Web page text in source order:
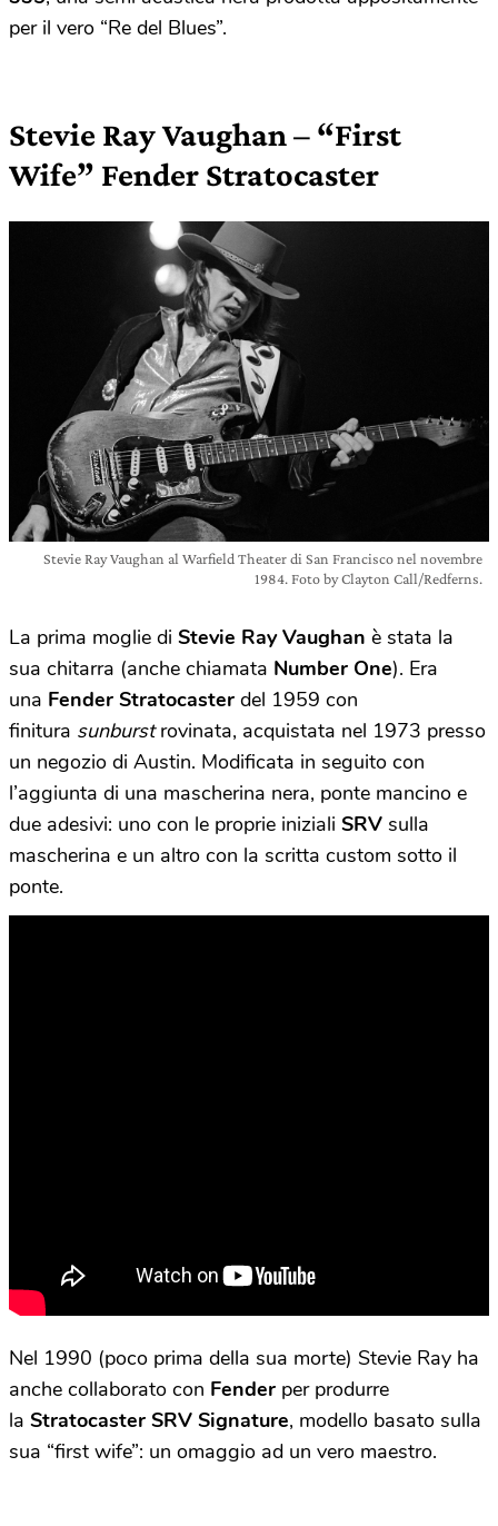
per il vero “Re del Blues”.
Stevie Ray Vaughan – “First
Wife” Fender Stratocaster
Stevie Ray Vaughan al Warfield Theater di San Francisco nel novembre
1984. Foto by Clayton Call/Redferns.
La prima moglie di Stevie Ray Vaughan è stata la
sua chitarra (anche chiamata Number One). Era
una Fender Stratocaster del 1959 con
finitura sunburstrovinata, acquistata nel 1973 presso
un negozio di Austin. Modificata in seguito con
l’aggiunta di una mascherina nera, ponte mancino e
due adesivi: uno con le proprie iniziali SRV sulla
mascherina e un altro con la scritta custom sotto il
ponte.
Nel 1990 (poco prima della sua morte) Stevie Ray ha
anche collaborato con Fender per produrre
la Stratocaster SRV Signature, modello basato sulla
sua “first wife”: un omaggio ad un vero maestro.